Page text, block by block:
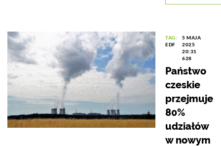
TAG:
EDF
5 MAJA
2025
20:31
628
Państwo
czeskie
przejmuje
80%
udziałów
w nowym